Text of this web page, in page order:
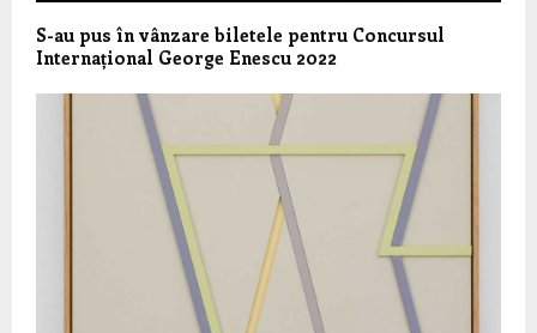
S-au pus în vânzare biletele pentru Concursul
Internațional George Enescu 2022